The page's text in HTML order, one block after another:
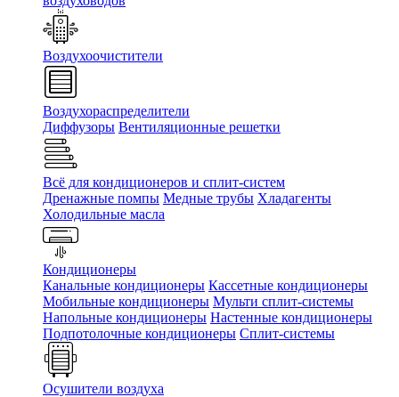
Воздухоочистители
Воздухораспределители
Диффузоры Вентиляционные решетки
Всё для кондиционеров и сплит-систем
Дренажные помпы Медные трубы Хладагенты
Холодильные масла
Кондиционеры
Канальные кондиционеры Кассетные кондиционеры
Мобильные кондиционеры Мульти сплит-системы
Напольные кондиционеры Настенные кондиционеры
Подпотолочные кондиционеры Сплит-системы
Осушители воздуха